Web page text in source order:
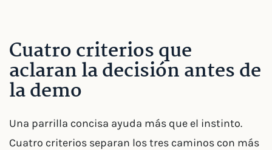
Cuatro criterios que
aclaran la decisión antes de
la demo
Una parrilla concisa ayuda más que el instinto.
Cuatro criterios separan los tres caminos con más